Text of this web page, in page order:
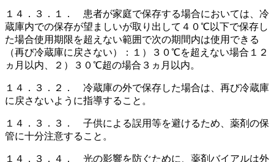
１４．３．１． 患者が家庭で保存する場合においては、冷
蔵庫内での保存が望ましいが取り出して４０℃以下で保存し
た場合使用期限を超えない範囲で次の期間内は使用できる
（再び冷蔵庫に戻さない）：１）３０℃を超えない場合１２
ヵ月以内、２）３０℃超の場合３ヵ月以内。
１４．３．２． 冷蔵庫の外で保存した場合は、再び冷蔵庫
に戻さないように指導すること。
１４．３．３． 子供による誤用等を避けるため、薬剤の保
管に十分注意すること。
１４．３．４． 光の影響を防ぐために、薬剤バイアルは外